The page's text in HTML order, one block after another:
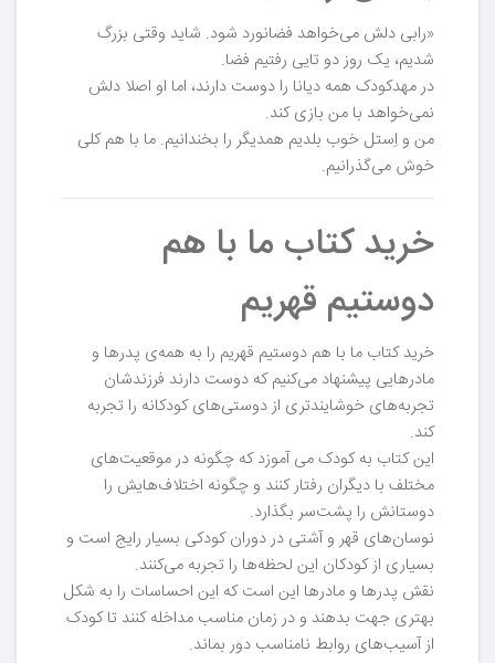
«رابی دلش می‌خواهد فضانورد شود. شاید وقتی بزرگ
شدیم، یک روز دو تایی رفتیم فضا.
در مهدکودک همه دیانا را دوست دارند، اما او اصلا دلش
نمی‌خواهد با من بازی کند.
من و اِستل خوب بلدیم همدیگر را بخندانیم. ما با هم کلی
خوش می‌گذرانیم.
خرید کتاب ما با هم
دوستیم قهریم
خرید کتاب ما با هم دوستیم قهریم را به همه‌ی پدرها و
مادرهایی پیشنهاد می‌کنیم که دوست دارند فرزندشان
تجربه‌های خوشایندتری از دوستی‌های کودکانه را تجربه
کند.
این کتاب به کودک می آموزد که چگونه در موقعیت‌های
مختلف با دیگران رفتار کنند و چگونه اختلاف‌هایش را
دوستانش را پشت‌سر بگذارد.
نوسان‌های قهر و آشتی در دوران کودکی بسیار رایج است و
بسیاری از کودکان این لحظه‌ها را تجربه می‌کنند.
نقش پدرها و مادرها این است که این احساسات را به شکل
بهتری جهت بدهند و در زمان مناسب مداخله کنند تا کودک
از آسیب‌های روابط نامناسب دور بماند.